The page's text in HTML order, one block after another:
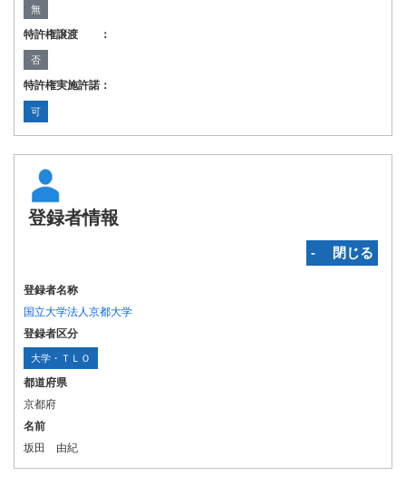
無
特許権譲渡 ：
否
特許権実施許諾：
可
登録者情報
‐ 閉じる
登録者名称
国立大学法人京都大学
登録者区分
大学・ＴＬＯ
都道府県
京都府
名前
坂田 由紀